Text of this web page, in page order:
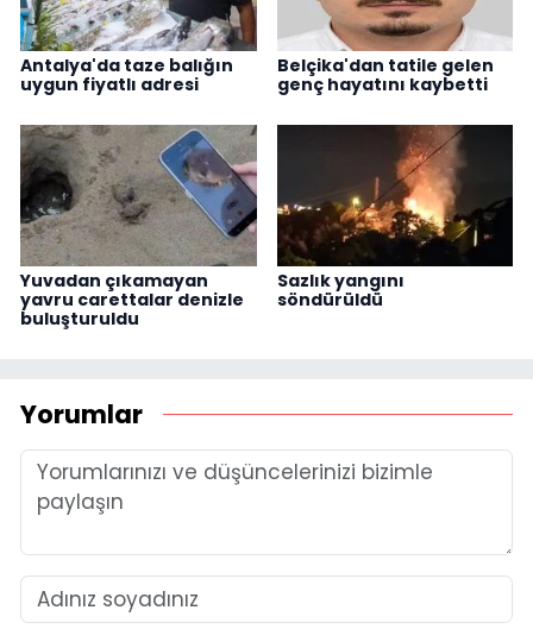
Antalya'da taze balığın
uygun fiyatlı adresi
Belçika'dan tatile gelen
genç hayatını kaybetti
Yuvadan çıkamayan
yavru carettalar denizle
buluşturuldu
Sazlık yangını
söndürüldü
Yorumlar